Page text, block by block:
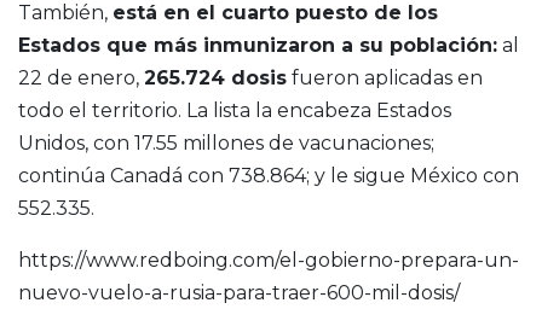
También, está en el cuarto puesto de los
Estados que más inmunizaron a su población: al
22 de enero, 265.724 dosis fueron aplicadas en
todo el territorio. La lista la encabeza Estados
Unidos, con 17.55 millones de vacunaciones;
continúa Canadá con 738.864; y le sigue México con
552.335.
https://www.redboing.com/el-gobierno-prepara-un-
nuevo-vuelo-a-rusia-para-traer-600-mil-dosis/